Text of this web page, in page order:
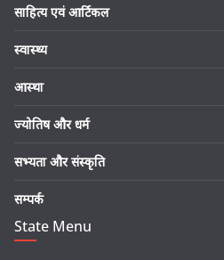
साहित्य एवं आर्टिकल
स्वास्थ्य
आस्था
ज्योतिष और धर्म
सभ्यता और संस्कृति
सम्पर्क
State Menu